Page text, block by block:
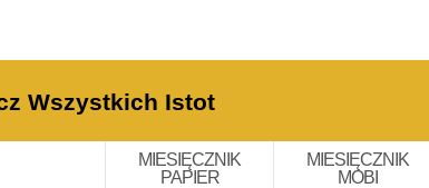
Wszystkich Istot
MIESIĘCZNIK
PAPIER
MIESIĘCZNIK
MOBI